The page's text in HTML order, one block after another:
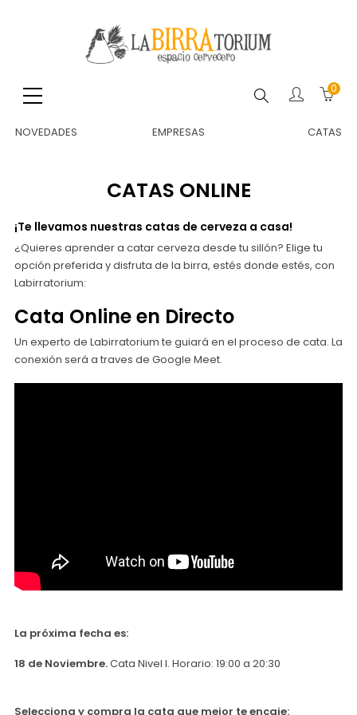
Buscar 0
NOVEDADES EMPRESAS CATAS
CATAS ONLINE
¡Te llevamos nuestras catas de cerveza a casa!
¿Quieres aprender a catar cerveza desde tu sillón? Elige tu
opción preferida y disfruta de la birra, estés donde estés, con
Labirratorium:
Cata Online en Directo
Un experto de Labirratorium te guiará en el proceso de cata. La
conexión será a traves de Google Meet.
La próxima fecha es:
18 de Noviembre.Cata Nivel I. Horario: 19:00 a 20:30
Selecciona y compra la cata que mejor te encaje: